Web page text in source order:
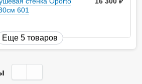
601
Еще 5 товаров